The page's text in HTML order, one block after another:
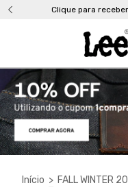
Clique para
Início > FALL WINTER